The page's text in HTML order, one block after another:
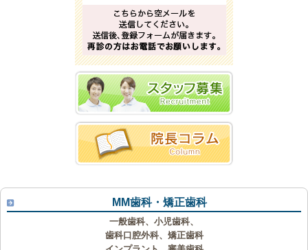
MM歯科・矯正歯科
一般歯科、小児歯科、
歯科口腔外科、矯正歯科